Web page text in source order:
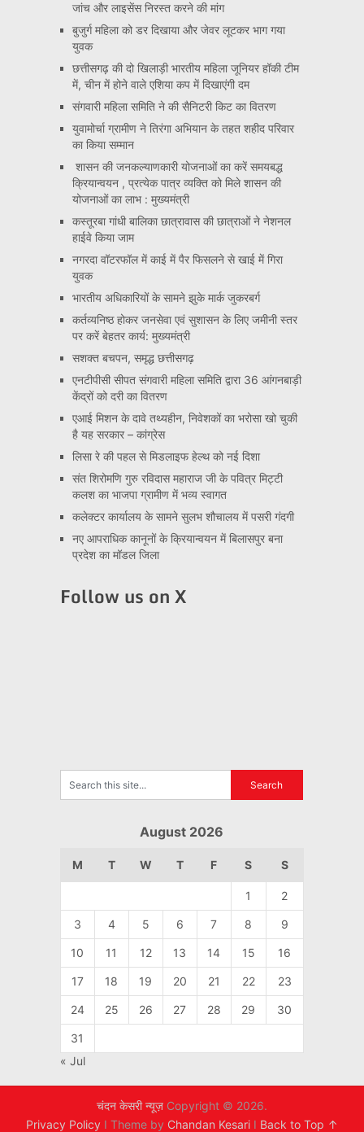
जांच और लाइसेंस निरस्त करने की मांग
बुजुर्ग महिला को डर दिखाया और जेवर लूटकर भाग गया
युवक
छत्तीसगढ़ की दो खिलाड़ी भारतीय महिला जूनियर हॉकी टीम
में, चीन में होने वाले एशिया कप में दिखाएंगी दम
संगवारी महिला समिति ने की सैनिटरी किट का वितरण
युवामोर्चा ग्रामीण ने तिरंगा अभियान के तहत शहीद परिवार
का किया सम्मान
शासन की जनकल्याणकारी योजनाओं का करें समयबद्ध
क्रियान्वयन , प्रत्येक पात्र व्यक्ति को मिले शासन की
योजनाओं का लाभ : मुख्यमंत्री
कस्तूरबा गांधी बालिका छात्रावास की छात्राओं ने नेशनल
हाईवे किया जाम
नगरदा वॉटरफॉल में काई में पैर फिसलने से खाई में गिरा
युवक
भारतीय अधिकारियों के सामने झुके मार्क जुकरबर्ग
कर्तव्यनिष्ठ होकर जनसेवा एवं सुशासन के लिए जमीनी स्तर
पर करें बेहतर कार्य: मुख्यमंत्री
सशक्त बचपन, समृद्ध छत्तीसगढ़
एनटीपीसी सीपत संगवारी महिला समिति द्वारा 36 आंगनबाड़ी
केंद्रों को दरी का वितरण
एआई मिशन के दावे तथ्यहीन, निवेशकों का भरोसा खो चुकी
है यह सरकार – कांग्रेस
लिसा रे की पहल से मिडलाइफ हेल्थ को नई दिशा
संत शिरोमणि गुरु रविदास महाराज जी के पवित्र मिट्टी
कलश का भाजपा ग्रामीण में भव्य स्वागत
कलेक्टर कार्यालय के सामने सुलभ शौचालय में पसरी गंदगी
नए आपराधिक कानूनों के क्रियान्वयन में बिलासपुर बना
प्रदेश का मॉडल जिला
Follow us on X
August 2026
M T W T F S S
1 2
3 4 5 6 7 8 9
10 11 12 13 14 15 16
17 18 19 20 21 22 23
24 25 26 27 28 29 30
31
« Jul
चंदन केसरी न्यूज़Copyright © 2026.
Privacy Policy I Theme by Chandan KesariI Back to Top ↑